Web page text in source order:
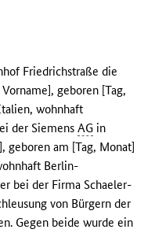
Friedrichstraße die
geboren [Tag,
wohnhaft
der SiemensAG in
geboren am [Tag, Monat]
Berlin-
bei der Firma Schaeler-
von Bürgern der
Gegen beide wurde ein